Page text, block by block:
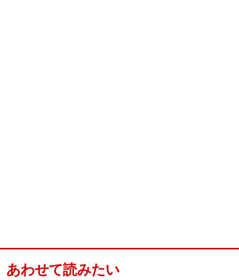
あわせて読みたい